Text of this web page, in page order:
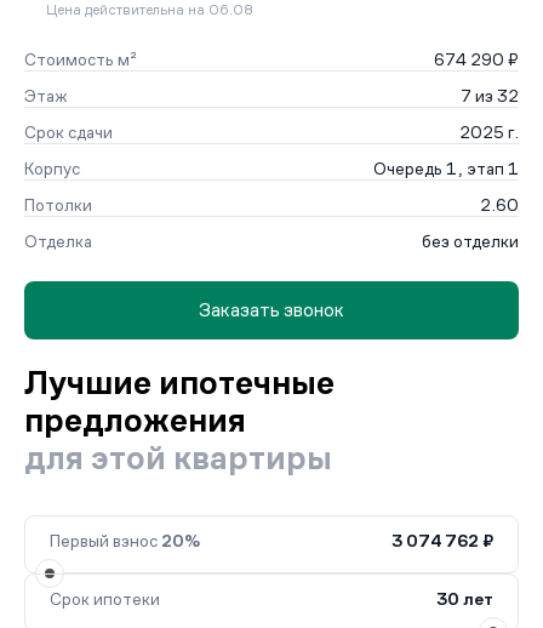
Цена действительна на 06.08
Стоимость м²
674 290 ₽
Этаж
7 из 32
Срок сдачи
2025 г.
Корпус
Очередь 1, этап 1
Потолки
2.60
Отделка
без отделки
Заказать звонок
Лучшие ипотечные
предложения
для этой квартиры
Первый взнос 20% 3 074 762 ₽
Срок ипотеки 30 лет